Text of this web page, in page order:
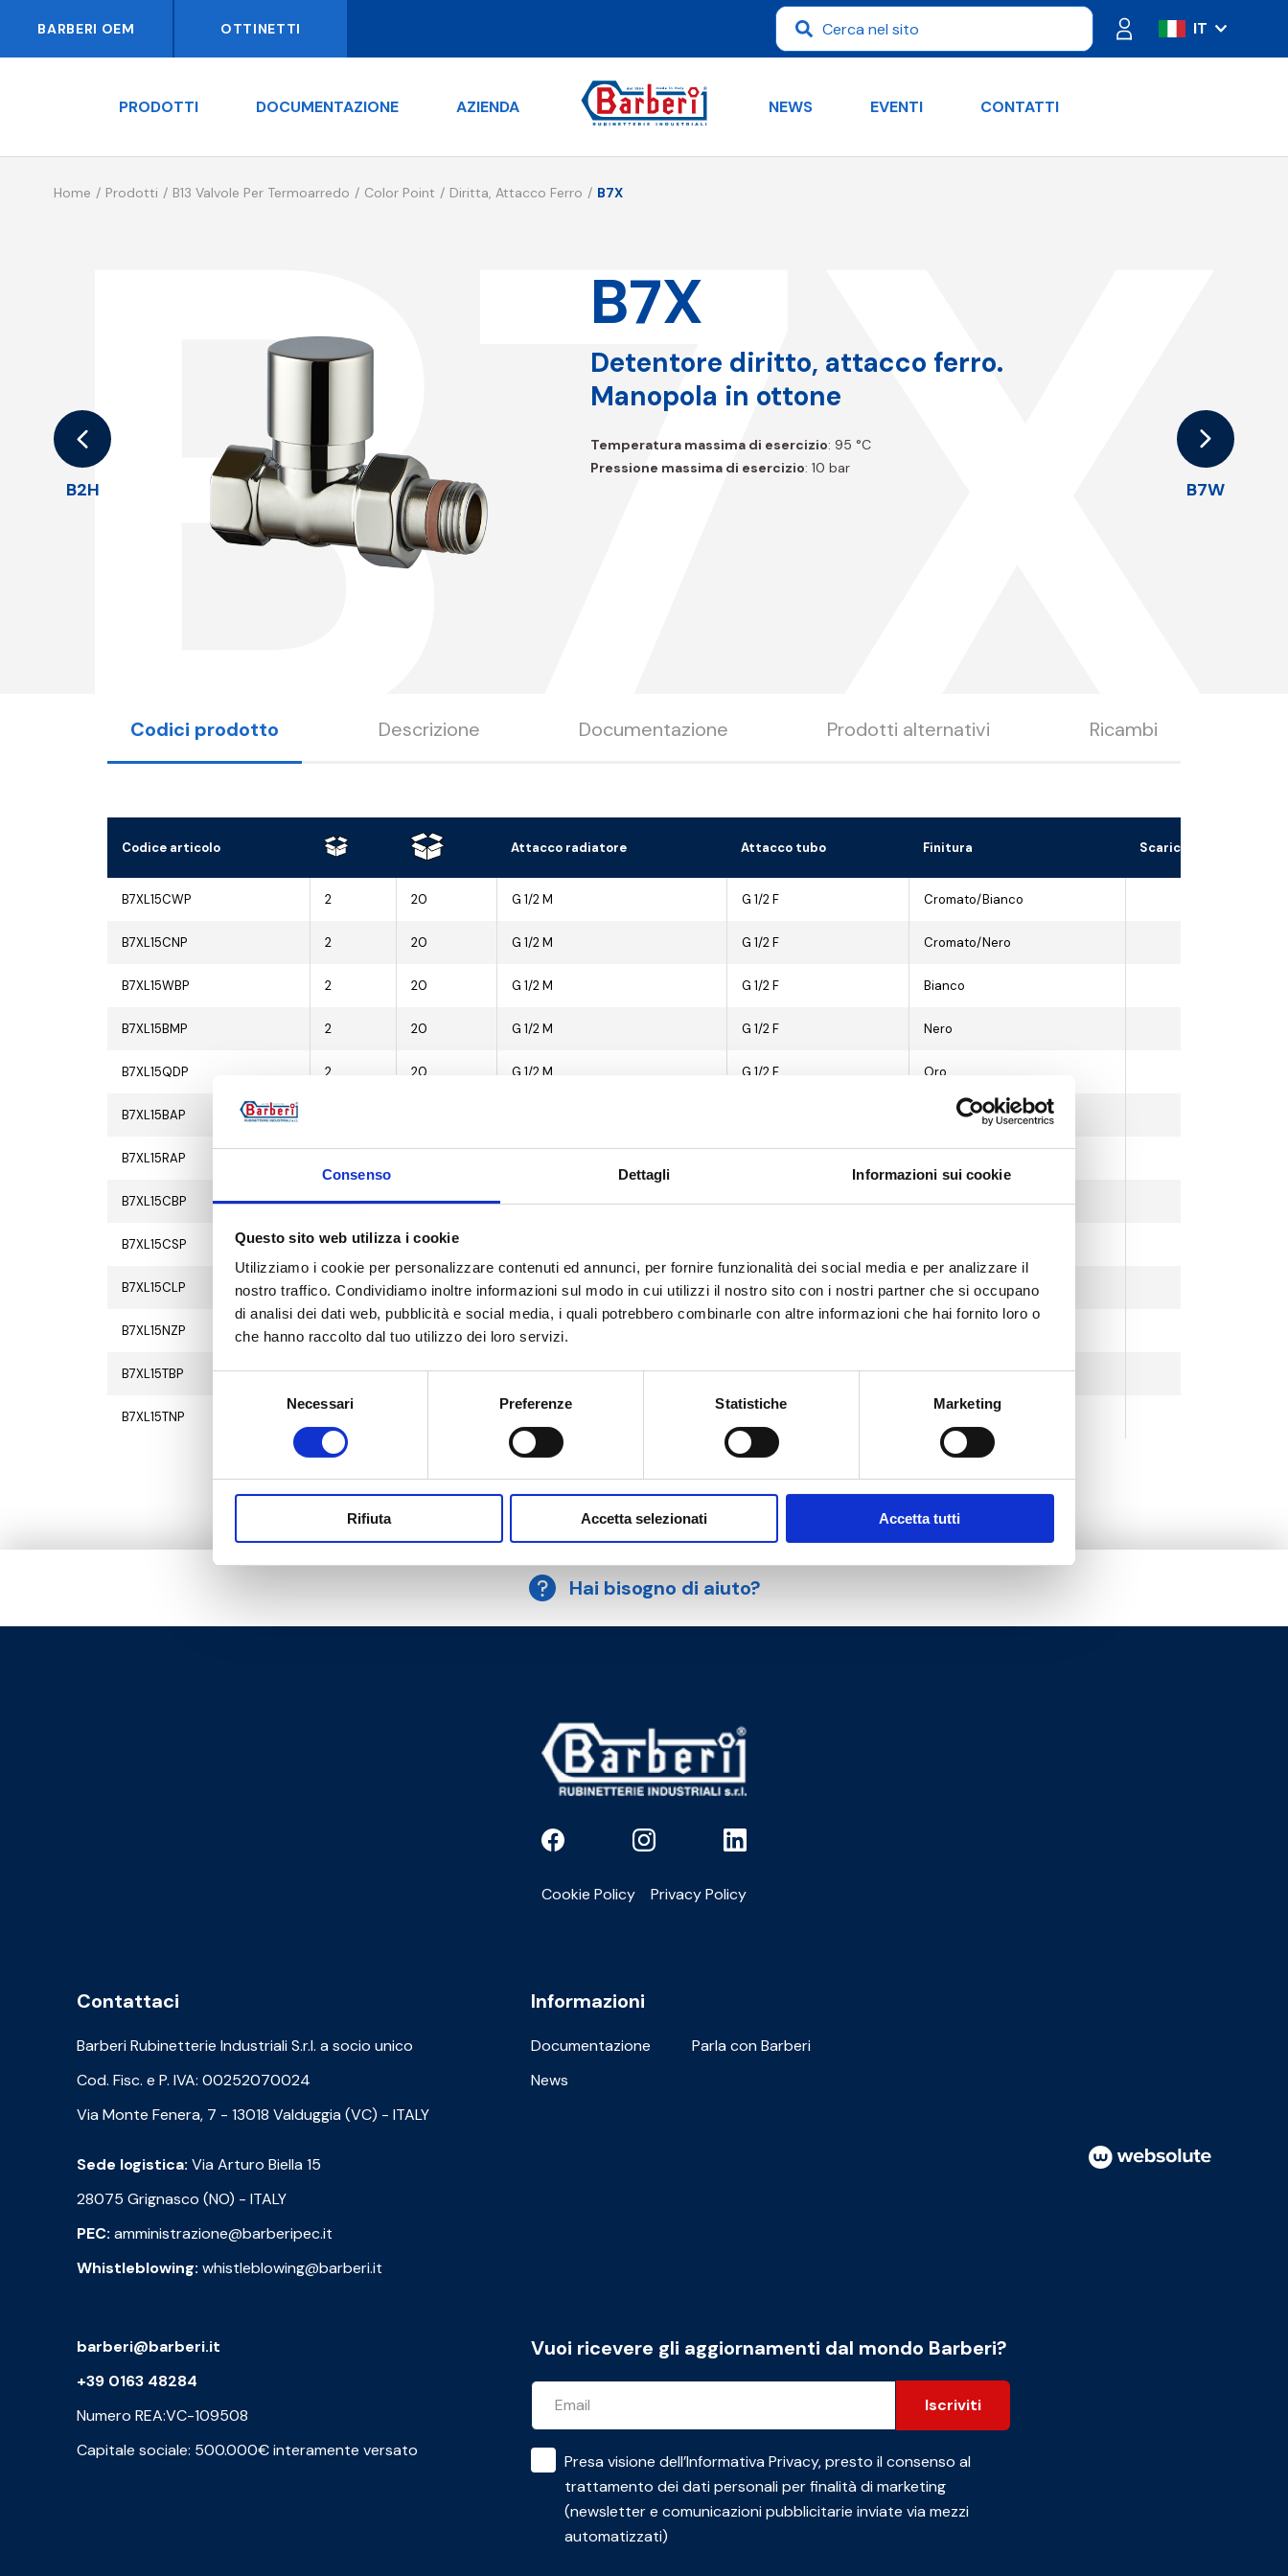
Consenso Dettagli Informazioni sui cookie
Questo sito web utilizza i cookie
Utilizziamo i cookie per personalizzare contenuti ed annunci, per fornire funzionalità dei social media e per analizzare il
nostro traffico. Condividiamo inoltre informazioni sul modo in cui utilizzi il nostro sito con i nostri partner che si occupano
di analisi dei dati web, pubblicità e social media, i quali potrebbero combinarle con altre informazioni che hai fornito loro o
che hanno raccolto dal tuo utilizzo dei loro servizi.
Necessari Preferenze Statistiche Marketing
Rifiuta Accetta selezionati Accetta tutti
BARBERI OEM OTTINETTI
IT
ES
DE
PRODOTTI DOCUMENTAZIONE AZIENDA NEWS EVENTI CONTATTI
Home Prodotti B13 Valvole Per Termoarredo Color Point Diritta, Attacco Ferro B7X
B7X
B2H B7W
B7X
Detentore diritto, attacco ferro.
Manopola in ottone
Temperatura massima di esercizio: 95 °C
Pressione massima di esercizio: 10 bar
Codici prodotto Descrizione Documentazione Prodotti alternativi Ricambi
Codice articolo Attacco radiatore Attacco tubo Finitura Scarica il file 3D
B7XL15CWP 2 20 G 1/2 M G 1/2 F Cromato/Bianco
B7XL15CNP 2 20 G 1/2 M G 1/2 F Cromato/Nero
B7XL15WBP 2 20 G 1/2 M G 1/2 F Bianco
B7XL15BMP 2 20 G 1/2 M G 1/2 F Nero
B7XL15QDP 2 20 G 1/2 M G 1/2 F Oro
B7XL15BAP Bronzo antico
B7XL15RAP
B7XL15CBP 2 20 G 1/2 M G 1/2 F Cromo nero
B7XL15CSP 2 20
B7XL15CLP 2 20 G 1/2 M G 1/2 F Cromo
B7XL15NZP 2 20 G 1/2 M
B7XL15TBP 2 20 G 1/2 M G 1/2 F Tutto bianco
B7XL15TNP
Hai bisogno di aiuto?
Cookie Policy Privacy Policy
Contattaci
Barberi Rubinetterie Industriali S.r.l. a socio unico
Cod. Fisc. e P. IVA: 00252070024
Via Monte Fenera, 7 - 13018 Valduggia (VC) - ITALY
Sede logistica: Via Arturo Biella 15
28075 Grignasco (NO) - ITALY
PEC: amministrazione@barberipec.it
Whistleblowing: whistleblowing@barberi.it
Informazioni
Documentazione
Parla con Barberi
News
barberi@barberi.it
+39 0163 48284
Numero REA:VC-109508
Capitale sociale: 500.000€ interamente versato
Vuoi ricevere gli aggiornamenti dal mondo Barberi?
Iscriviti
Presa visione dell’Informativa Privacy, presto il consenso al
trattamento dei dati personali per finalità di marketing
(newsletter e comunicazioni pubblicitarie inviate via mezzi
automatizzati)